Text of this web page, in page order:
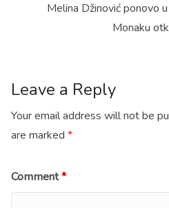
Melina Džinović ponovo
Monaku
Leave a Reply
Your email address will not be
are marked *
Comment*